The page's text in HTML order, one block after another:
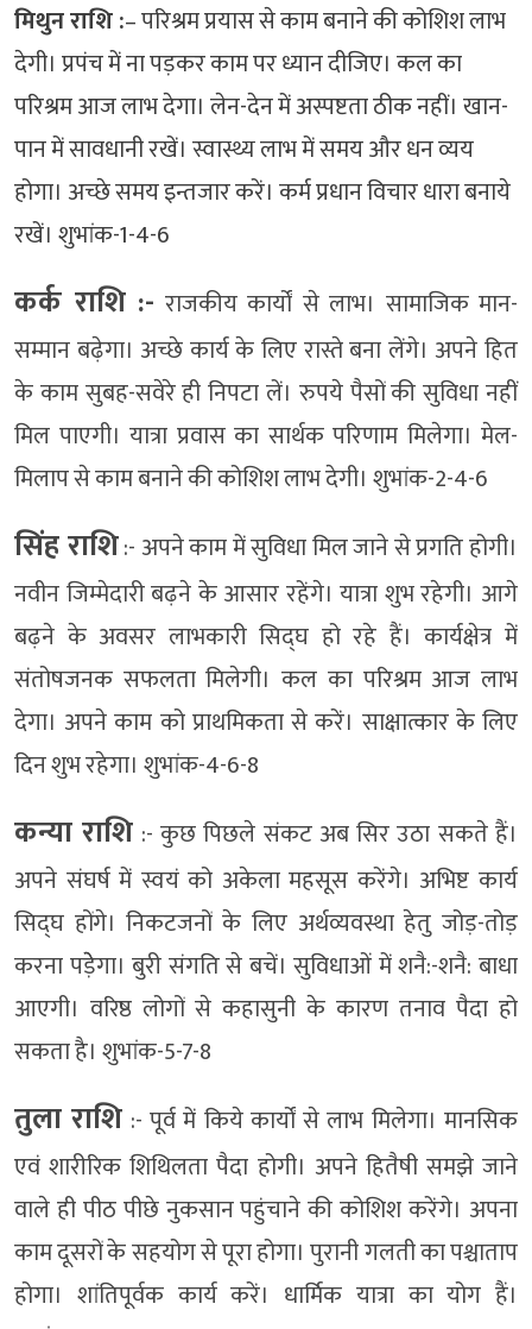
मिथुन राशि :– परिश्रम प्रयास से काम बनाने की कोशिश लाभ
देगी। प्रपंच में ना पड़कर काम पर ध्यान दीजिए। कल का
परिश्रम आज लाभ देगा। लेन-देन में अस्पष्टता ठीक नहीं। खान-
पान में सावधानी रखें। स्वास्थ्य लाभ में समय और धन व्यय
होगा। अच्छे समय इन्तजार करें। कर्म प्रधान विचार धारा बनाये
रखें। शुभांक-1-4-6
कर्क राशि :- राजकीय कार्यों से लाभ। सामाजिक मान-
सम्मान बढ़ेगा। अच्छे कार्य के लिए रास्ते बना लेंगे। अपने हित
के काम सुबह-सवेरे ही निपटा लें। रुपये पैसों की सुविधा नहीं
मिल पाएगी। यात्रा प्रवास का सार्थक परिणाम मिलेगा। मेल-
मिलाप से काम बनाने की कोशिश लाभ देगी। शुभांक-2-4-6
सिंह राशि:- अपने काम में सुविधा मिल जाने से प्रगति होगी।
नवीन जिम्मेदारी बढ़ने के आसार रहेंगे। यात्रा शुभ रहेगी। आगे
बढ़ने के अवसर लाभकारी सिद्घ हो रहे हैं। कार्यक्षेत्र में
संतोषजनक सफलता मिलेगी। कल का परिश्रम आज लाभ
देगा। अपने काम को प्राथमिकता से करें। साक्षात्कार के लिए
दिन शुभ रहेगा। शुभांक-4-6-8
कन्या राशि :- कुछ पिछले संकट अब सिर उठा सकते हैं।
अपने संघर्ष में स्वयं को अकेला महसूस करेंगे। अभिष्ट कार्य
सिद्घ होंगे। निकटजनों के लिए अर्थव्यवस्था हेतु जोड़-तोड़
करना पड़ेेगा। बुरी संगति से बचें। सुविधाओं में शनै:-शनै: बाधा
आएगी। वरिष्ठ लोगों से कहासुनी के कारण तनाव पैदा हो
सकता है। शुभांक-5-7-8
तुला राशि :- पूर्व में किये कार्यों से लाभ मिलेगा। मानसिक
एवं शारीरिक शिथिलता पैदा होगी। अपने हितैषी समझे जाने
वाले ही पीठ पीछे नुकसान पहुंचाने की कोशिश करेंगे। अपना
काम दूसरों के सहयोग से पूरा होगा। पुरानी गलती का पश्चाताप
होगा। शांतिपूर्वक कार्य करें। धार्मिक यात्रा का योग हैं।